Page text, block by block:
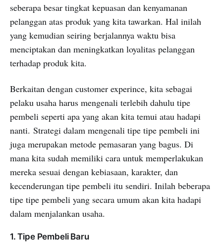
seberapa besar tingkat kepuasan dan kenyamanan
pelanggan atas produk yang kita tawarkan. Hal inilah
yang kemudian seiring berjalannya waktu bisa
menciptakan dan meningkatkan loyalitas pelanggan
terhadap produk kita.
Berkaitan dengan customer experince, kita sebagai
pelaku usaha harus mengenali terlebih dahulu tipe
pembeli seperti apa yang akan kita temui atau hadapi
nanti. Strategi dalam mengenali tipe tipe pembeli ini
juga merupakan metode pemasaran yang bagus. Di
mana kita sudah memiliki cara untuk memperlakukan
mereka sesuai dengan kebiasaan, karakter, dan
kecenderungan tipe pembeli itu sendiri. Inilah beberapa
tipe tipe pembeli yang secara umum akan kita hadapi
dalam menjalankan usaha.
1. Tipe Pembeli Baru